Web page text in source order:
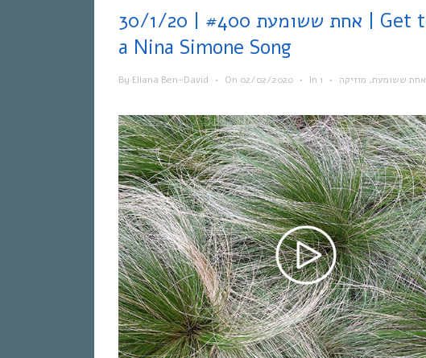
אחת ששומעת #400 | 30/1/20 | Get to Know
a Nina Simone Song
By Eliana Ben-David • On 02/02/2020 • In אחת ששומעת, מוזיקה •